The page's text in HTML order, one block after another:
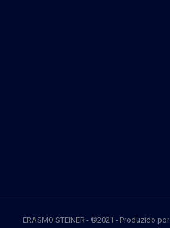
ERASMO STEINER - ©2021 - Produzido por